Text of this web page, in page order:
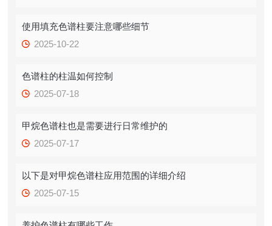
使用填充色谱柱要注意哪些细节
2025-10-22
色谱柱的柱温如何控制
2025-07-18
甲烷色谱柱也是需要进行日常维护的
2025-07-17
以下是对甲烷色谱柱应用范围的详细介绍
2025-07-15